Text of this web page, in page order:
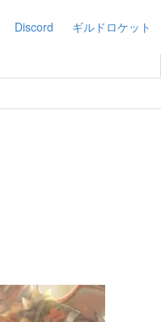
Discord ギルドロケット